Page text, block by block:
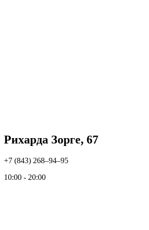
Рихарда Зорге, 67
+7 (843) 268‒94‒95
10:00 - 20:00